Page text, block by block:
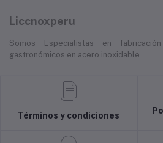
Liccnoxperu
Somos Especialistas en
gastronómicos en acero inoxidable.
Términos y condiciones